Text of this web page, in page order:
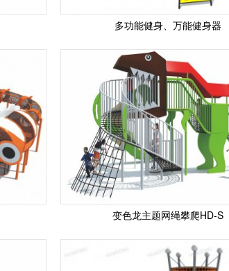
多功能健身、万能健身器
变色龙主题网绳攀爬HD-S